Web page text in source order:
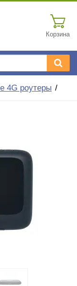
Корзина
4G роутеры